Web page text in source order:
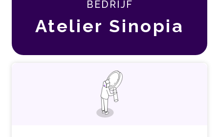
BEDRIJF
Atelier Sinopia